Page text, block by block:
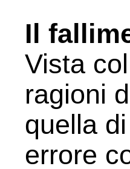
Il
Vista
ragioni
quella
errore